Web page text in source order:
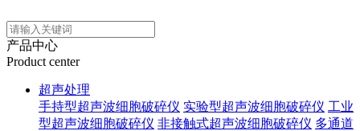
产品中心
Product center
超声处理
手持型超声波细胞破碎仪 实验型超声波细胞破碎仪 工业
型超声波细胞破碎仪 非接触式超声波细胞破碎仪 多通道